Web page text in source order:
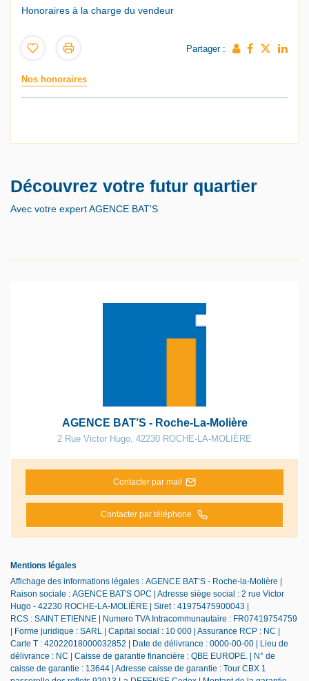
Honoraires à la charge du vendeur
Partager :
Nos honoraires
Découvrez votre futur quartier
Avec votre expert AGENCE BAT'S
AGENCE BAT’S - Roche-La-Molière
2 Rue Victor Hugo 42230 ROCHE-LA-MOLIÈRE
Contacter par mail
Contacter par téléphone
Mentions légales
Affichage des informations légales : AGENCE BAT’S - Roche-la-Molière |
Raison sociale : AGENCE BAT'S OPC | Adresse siège social : 2 rue Victor
Hugo - 42230 ROCHE-LA-MOLIÈRE | Siret : 41975475900043 |
RCS : SAINT ETIENNE | Numero TVA Intracommunautaire : FR07419754759
| Forme juridique : SARL | Capital social : 10 000 | Assurance RCP : NC |
Carte T : 42022018000032852 | Date de délivrance : 0000-00-00 | Lieu de
délivrance : NC | Caisse de garantie financière : QBE EUROPE. | N° de
caisse de garantie : 13644 | Adresse caisse de garantie : Tour CBX 1